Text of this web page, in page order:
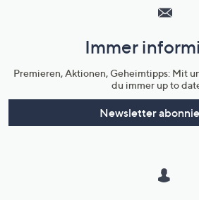
Immer
Premieren, Aktionen, Geheimtipps: Mit
du immer up to
Newsletter